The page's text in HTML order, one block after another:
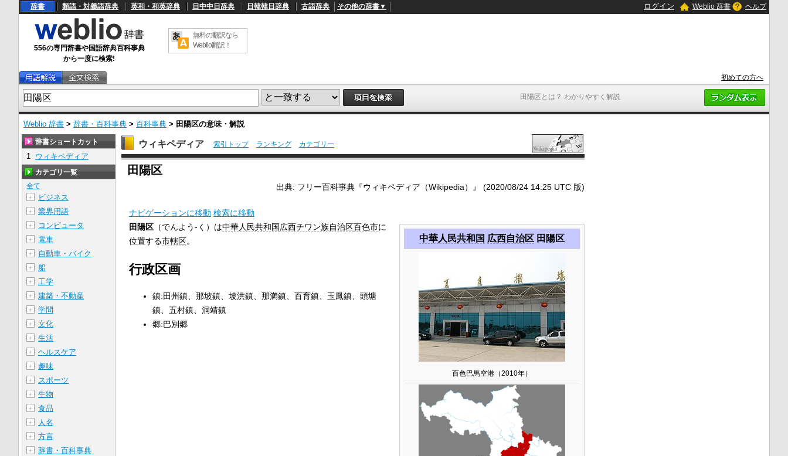
田陽区とは？ わかりやすく解説
辞書 類語・対義語辞典 英和・和英辞典 日中中日辞典 日韓韓日辞典 古語辞典 その他の辞書▼ ログイン Weblio 辞書 ヘルプ
556の専門辞書や国語辞典百科事典
から一度に検索!
無料の翻訳なら
Weblio翻訳！
初めての方へ
Weblio 辞書 > 辞書・百科事典 > 百科事典 > 田陽区の意味・解説
U
/
L
d
e
1
.
ウィキペディア 索引トップ ランキング カテゴリー
田陽区
出典: フリー百科事典『ウィキペディア（Wikipedia）』 (2020/08/24 14:25 UTC 版)
ナビゲーションに移動 検索に移動
中華人民共和国 広西自治区 田陽区
百色巴馬空港（2010年）
田陽区（でんよう-く）は中華人民共和国広西チワン族自治区百色市に
位置する市轄区。
行政区画
鎮:田州鎮、那坡鎮、坡洪鎮、那満鎮、百育鎮、玉鳳鎮、頭塘
鎮、五村鎮、洞靖鎮
郷:巴別郷
辞書ショートカット
1 ウィキペディア
カテゴリ一覧
全て
＋
ビジネス
＋ 業界用語
＋ コンピュータ
＋ 電車
＋ 自動車・バイク
＋ 船
＋ 工学
＋ 建築・不動産
＋ 学問
＋ 文化
＋ 生活
＋ ヘルスケア
＋ 趣味
＋ スポーツ
＋ 生物
＋ 食品
＋ 人名
＋ 方言
＋ 辞書・百科事典